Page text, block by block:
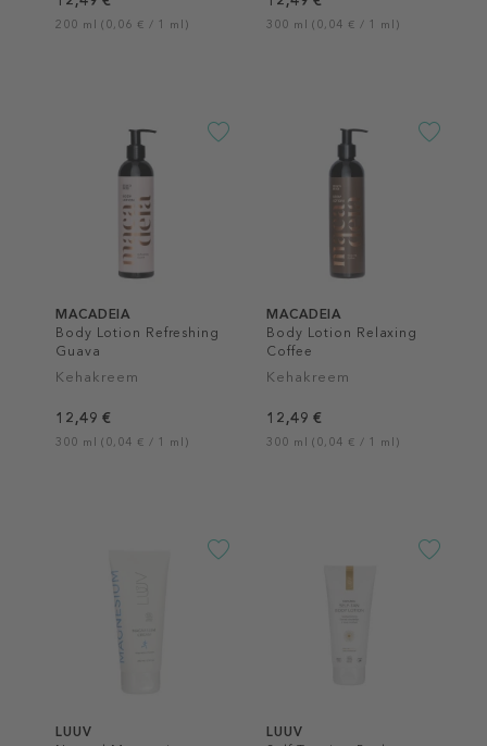
200 ml (0,06 € / 1 ml) 300 ml (0,04 € / 1 ml)
MACADEIA
Body Lotion Refreshing
Guava
Kehakreem
12,49 €
300 ml (0,04 € / 1 ml)
MACADEIA
Body Lotion Relaxing
Coffee
Kehakreem
12,49 €
300 ml (0,04 € / 1 ml)
LUUV
LUUV